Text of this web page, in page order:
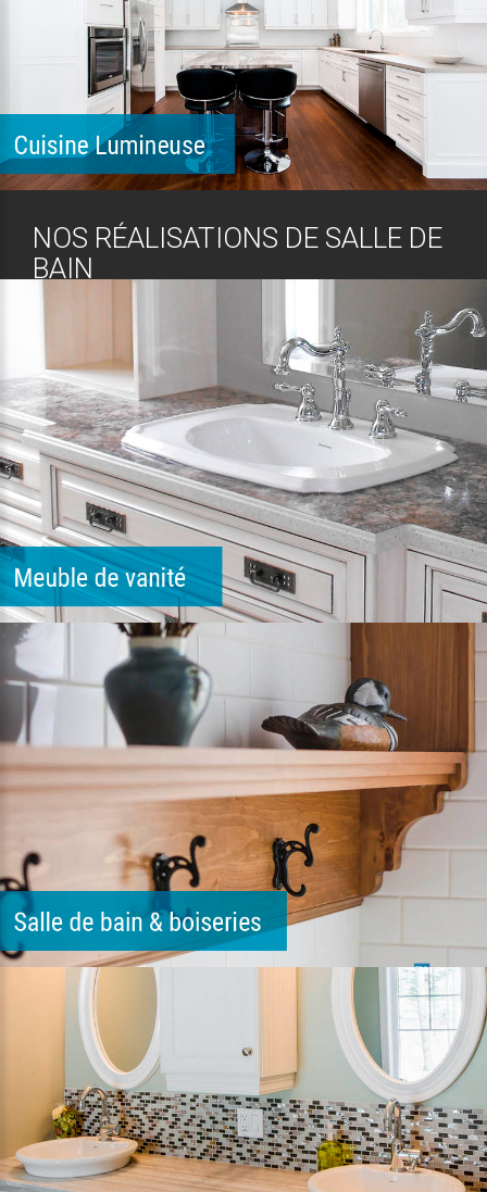
NOS RÉALISATIONS DE SALLE DE
BAIN